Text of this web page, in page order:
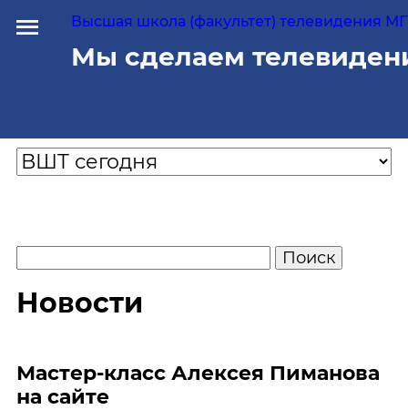
Высшая школа (факультет) телевидения
Мы сделаем
Новости
Мастер-класс Алексея Пиманова
на сайте